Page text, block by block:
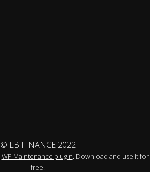
© LB FINANCE 2022
WP Maintenance plugin. Download and use it for
free.